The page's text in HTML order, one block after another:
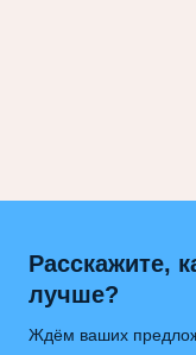
Расскажите,
лучше?
Ждём ваших